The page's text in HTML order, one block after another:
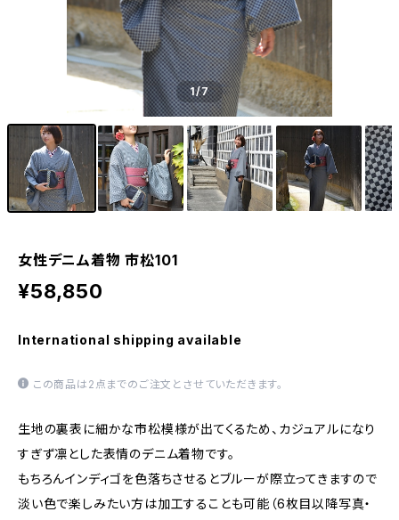
1/7
女性デニム着物 市松101
¥58,850
International shipping available
この商品は2点までのご注文とさせていただきます。
生地の裏表に細かな市松模様が出てくるため、カジュアルになり
すぎず凛とした表情のデニム着物です。
もちろんインディゴを色落ちさせるとブルーが際立ってきますので
淡い色で楽しみたい方は加工することも可能（6枚目以降写真・